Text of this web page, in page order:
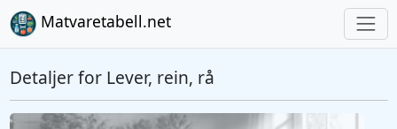
Matvaretabell.net
Detaljer for Lever, rein, rå